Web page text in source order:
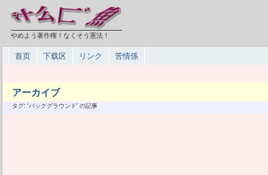
やめよう著作権！なくそう憲法！
首页 下载区 リンク 苦情係
アーカイブ
タグ: ‘バックグラウンド’ の記事